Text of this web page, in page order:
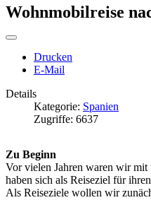
Wohnmobilreise
Drucken
E-Mail
Details
Kategorie: Spanien
Zugriffe: 6637
Zu Beginn
Vor vielen Jahren waren wir
haben sich als Reiseziel für
Als Reiseziele wollen wir